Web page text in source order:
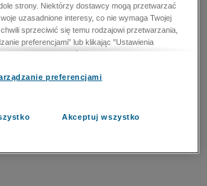
strony. Niektórzy dostawcy mogą przetwarzać
uzasadnione interesy, co nie wymaga Twojej
sprzeciwić się temu rodzajowi przetwarzania,
preferencjami” lub klikając "Ustawienia
możesz sprzeciwić się przetwarzaniu przez
naprawiania błędów, a w tym celu mogą zostać
w celu dostarczania i prezentacji reklam i
preferencjami
Akceptuj wszystko